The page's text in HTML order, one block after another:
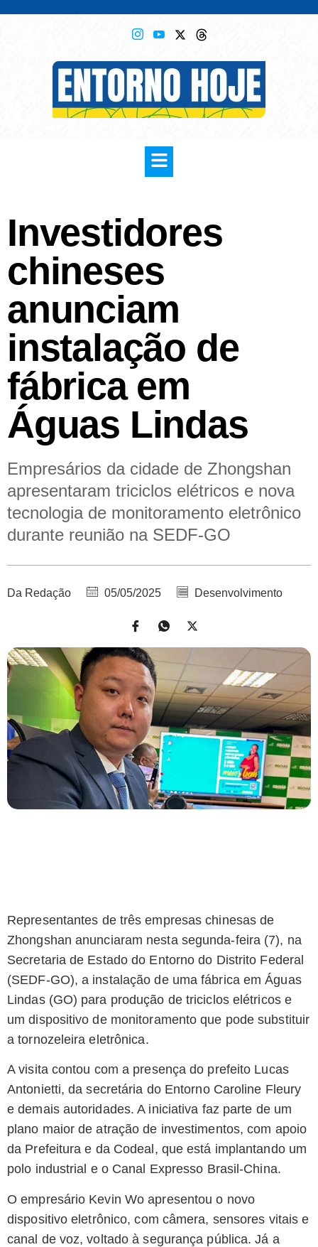
Investidores
chineses
anunciam
instalação de
fábrica em
Águas Lindas
Empresários da cidade de Zhongshan
apresentaram triciclos elétricos e nova
tecnologia de monitoramento eletrônico
durante reunião na SEDF-GO
Da Redação 05/05/2025 Desenvolvimento
Representantes de três empresas chinesas de
Zhongshan anunciaram nesta segunda-feira (7), na
Secretaria de Estado do Entorno do Distrito Federal
(SEDF-GO), a instalação de uma fábrica em Águas
Lindas (GO) para produção de triciclos elétricos e
um dispositivo de monitoramento que pode substituir
a tornozeleira eletrônica.
A visita contou com a presença do prefeito Lucas
Antonietti, da secretária do Entorno Caroline Fleury
e demais autoridades. A iniciativa faz parte de um
plano maior de atração de investimentos, com apoio
da Prefeitura e da Codeal, que está implantando um
polo industrial e o Canal Expresso Brasil-China.
O empresário Kevin Wo apresentou o novo
dispositivo eletrônico, com câmera, sensores vitais e
canal de voz, voltado à segurança pública. Já a